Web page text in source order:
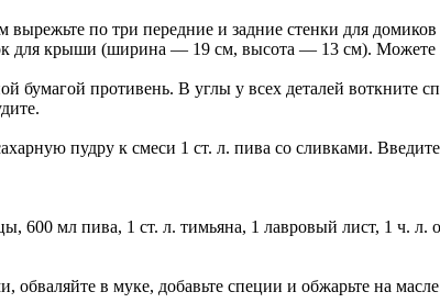
вырежьте по три передние и задние стенки для
для крыши (ширина — 19 см, высота — 13 см). Можете
бумагой противень. В углы у всех деталей воткните
пудру к смеси 1 ст. л. пива со сливками.
600 мл пива, 1 ст. л. тимьяна, 1 лавровый лист, 1 ч.
в муке, добавьте специи и обжарьте на